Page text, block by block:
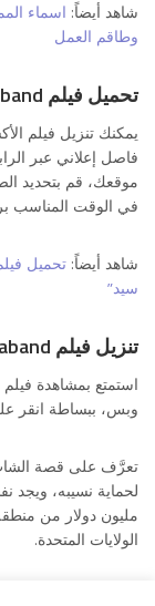
شاهد أيضاً:
وطاقم العمل
تحميل فيلم Contraband
فاصل إعلاني عبر
موقعك، قم بتحديد
في الوقت المناسب
شاهد أيضاً:
سيد”
تنزيل فيلم Contraband
وبس، ببساطة انقر
تعرَّف على قصة
مليون دولار من منطقة
الولايات المتحدة.